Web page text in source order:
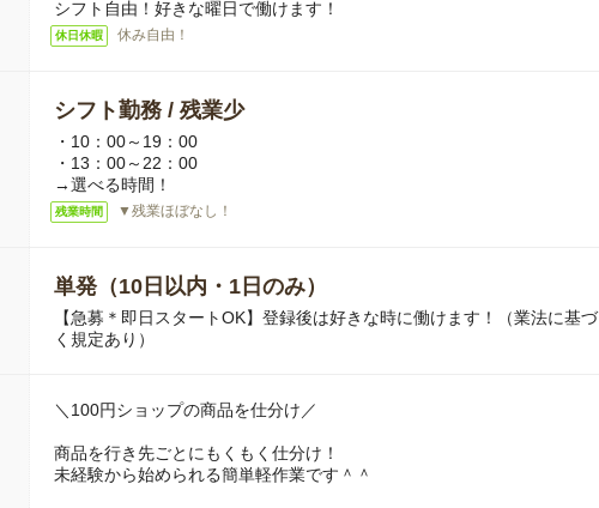
シフト自由！好きな曜日で働けます！
休日休暇 休み自由！
シフト勤務 / 残業少
・10：00～19：00
・13：00～22：00
→選べる時間！
残業時間 ▼残業ほぼなし！
単発（10日以内・1日のみ）
【急募＊即日スタートOK】登録後は好きな時に働けます！（業法に基づ
く規定あり）
＼100円ショップの商品を仕分け／
商品を行き先ごとにもくもく仕分け！
未経験から始められる簡単軽作業です＾＾